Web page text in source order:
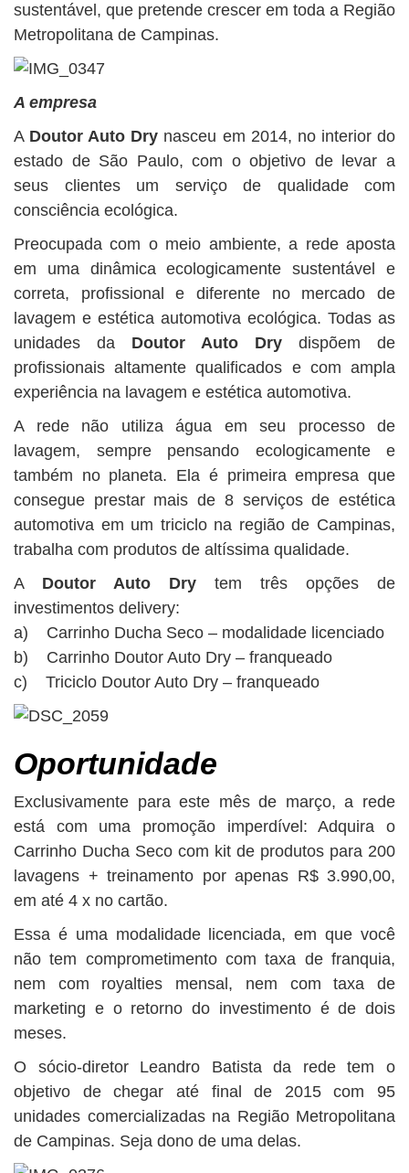
sustentável, que pretende crescer em toda a Região
Metropolitana de Campinas.
A empresa
A Doutor Auto Dry nasceu em 2014, no interior do
estado de São Paulo, com o objetivo de levar a
seus clientes um serviço de qualidade com
consciência ecológica.
Preocupada com o meio ambiente, a rede aposta
em uma dinâmica ecologicamente sustentável e
correta, profissional e diferente no mercado de
lavagem e estética automotiva ecológica. Todas as
unidades da Doutor Auto Dry dispõem de
profissionais altamente qualificados e com ampla
experiência na lavagem e estética automotiva.
A rede não utiliza água em seu processo de
lavagem, sempre pensando ecologicamente e
também no planeta. Ela é primeira empresa que
consegue prestar mais de 8 serviços de estética
automotiva em um triciclo na região de Campinas,
trabalha com produtos de altíssima qualidade.
A Doutor Auto Dry tem três opções de
investimentos delivery:
a) Carrinho Ducha Seco – modalidade licenciado
b) Carrinho Doutor Auto Dry – franqueado
c) Triciclo Doutor Auto Dry – franqueado
Oportunidade
Exclusivamente para este mês de março, a rede
está com uma promoção imperdível: Adquira o
Carrinho Ducha Seco com kit de produtos para 200
lavagens + treinamento por apenas R$ 3.990,00,
em até 4 x no cartão.
Essa é uma modalidade licenciada, em que você
não tem comprometimento com taxa de franquia,
nem com royalties mensal, nem com taxa de
marketing e o retorno do investimento é de dois
meses.
O sócio-diretor Leandro Batista da rede tem o
objetivo de chegar até final de 2015 com 95
unidades comercializadas na Região Metropolitana
de Campinas. Seja dono de uma delas.